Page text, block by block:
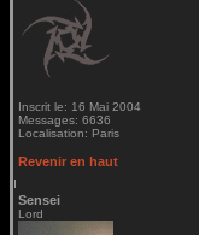
Inscrit le: 16 Mai 2004
Messages: 6636
Localisation: Paris
Revenir en haut
Sensei
Lord